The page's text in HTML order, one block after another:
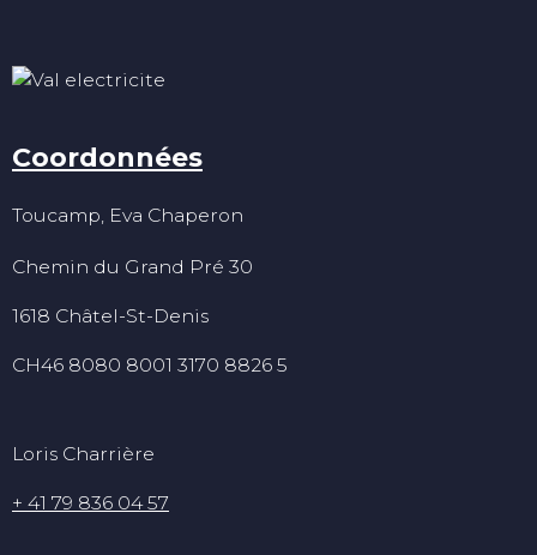
Coordonnées
Toucamp, Eva Chaperon
Chemin du Grand Pré 30
1618 Châtel-St-Denis
CH46 8080 8001 3170 8826 5
Loris Charrière
+ 41 79 836 04 57